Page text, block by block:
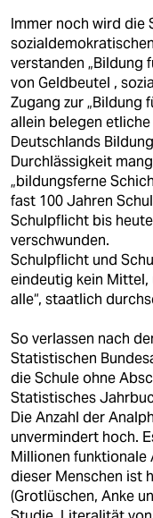
Immer noch wird die
verstanden „Bildung
von Geldbeutel ,
Zugang zur „Bildung
allein belegen
Deutschlands
Durchlässigkeit
„bildungsferne
fast 100 Jahren
Schulpflicht bis
verschwunden.
Schulpflicht und
eindeutig kein Mittel,
alle“, staatlich
So verlassen nach
Statistischen
die Schule ohne
Statistisches
Die Anzahl der
unvermindert hoch.
Millionen funktionale
dieser Menschen ist
(Grotlüschen, Anke